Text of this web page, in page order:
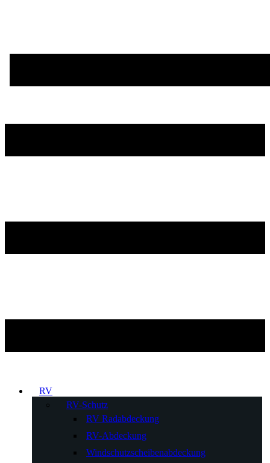
RV
RV-Schutz
RV Radabdeckung
RV-Abdeckung
Windschutzscheibenabdeckung